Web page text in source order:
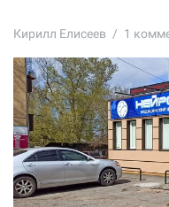
Кирилл Елисеев 1